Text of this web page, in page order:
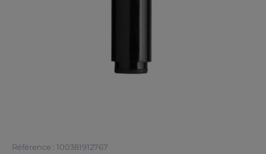
Référence : 100381912767